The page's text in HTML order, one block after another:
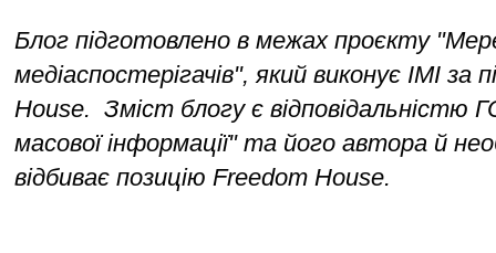
Блог підготовлено в межах проєкту
медіаспостерігачів", який виконує ІМІ за
House.  Зміст блогу є відповідальністю
масової інформації" та його автора й
відбиває позицію Freedom House.